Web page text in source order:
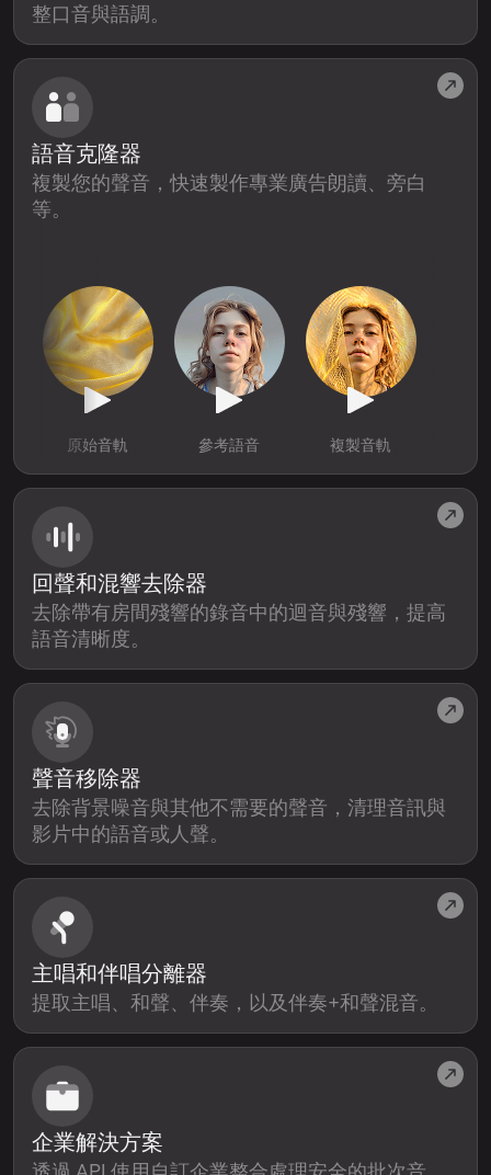
聲音移除器
去除背景噪音與其他不需要的聲音，清理音訊與
影片中的語音或人聲。
整口音與語調。
企業解決方案
語音克隆器
複製您的聲音，快速製作專業廣告朗讀、旁白
等。
原始音軌 參考語音 複製音軌
回聲和混響去除器
去除帶有房間殘響的錄音中的迴音與殘響，提高
語音清晰度。
主唱和伴唱分離器
提取主唱、和聲、伴奏，以及伴奏+和聲混音。